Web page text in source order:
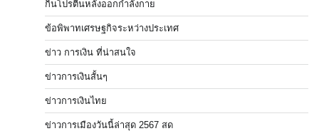
กินโปรตีนหลังออกกำลังกาย
ข้อพิพาทเศรษฐกิจระหว่างประเทศ
ข่าว การเงิน ที่น่าสนใจ
ข่าวการเงินสั้นๆ
ข่าวการเงินไทย
ข่าวการเมืองวันนี้ล่าสุด 2567 สด